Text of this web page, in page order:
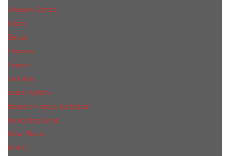
Joaquin Сortes
Kilian
Kenzo
Lacoste
Lanvin
Le Labo
Louis Vuitton
Maison Francis Kurkdjian
Mercedes-Benz
Mont Blanc
M.А.C.